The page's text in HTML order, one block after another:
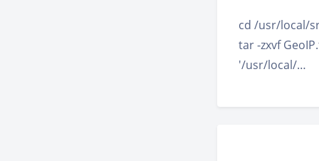
cd /usr/local/
tar -zxvf
'/usr/local/…